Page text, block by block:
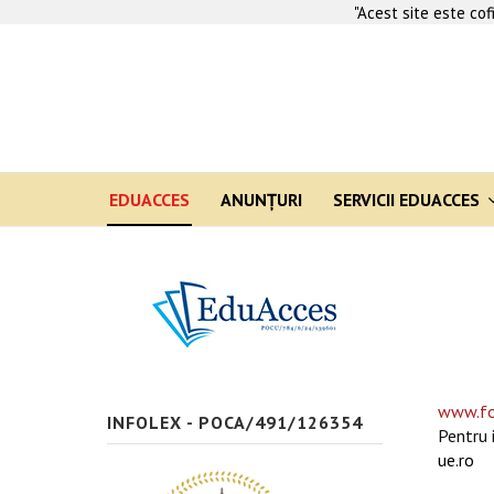
"Acest site este
EDUACCES ANUNŢURI SERVICII EDUACCES
Pentru
ue.ro
INFOLEX - POCA/491/126354